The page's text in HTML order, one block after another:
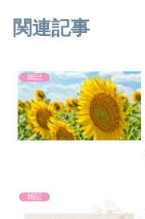
関連記事
雑記
雑記